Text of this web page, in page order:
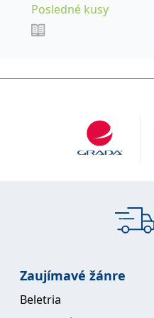
Posledné kusy
Zaujímavé žánre
Beletria